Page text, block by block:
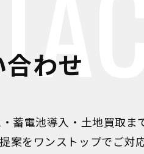
わせ
蓄電池導入・土地買取まで
案をワンストップでご対応